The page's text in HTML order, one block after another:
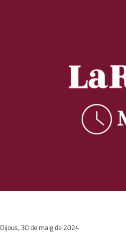
Dijous, 30 de maig de 2024